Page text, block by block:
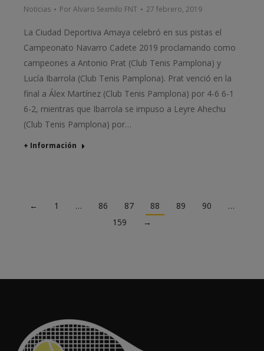
Noticias PorAlvaro Sexmilo FNT 27 febrero, 2019
La Ciudad Deportiva Amaya celebró en sus pistas el
Campeonato Navarro Cadete 2019 proclamando como
campeones a Antonio Prat (Club Tenis Pamplona) y
Lucía Ibarrola (Club Tenis Pamplona). Prat venció en la
final a Álex Martínez (Club Tenis Pamplona) por 4-6 6-1
6-2, mientras que Ibarrola se impuso a Leyre Ahechu
(Club Tenis Pamplona) por…
+ Información
← 1 … 86 87 88 89 90
…
159
→